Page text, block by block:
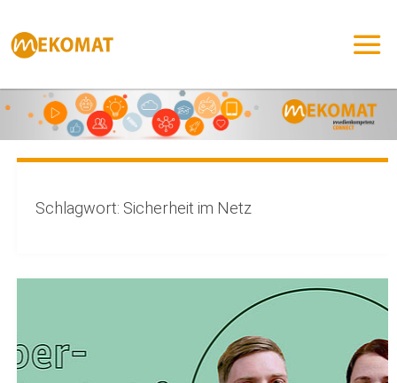
Inhalt
springen
Schlagwort: Sicherheit im Netz